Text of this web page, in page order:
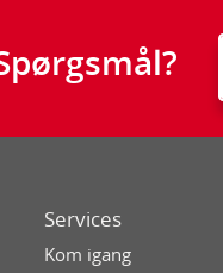
Services
Kom igang